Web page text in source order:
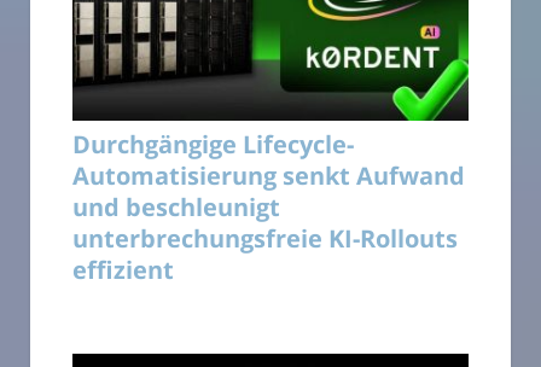
Durchgängige Lifecycle-
Automatisierung senkt Aufwand
und beschleunigt
unterbrechungsfreie KI-Rollouts
effizient